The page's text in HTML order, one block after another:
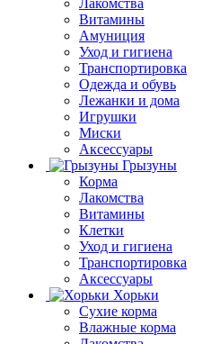
Витамины
Амуниция
Уход и гигиена
Транспортировка
Одежда и обувь
Лежанки и дома
Игрушки
Миски
Аксессуары
Грызуны
Корма
Лакомства
Витамины
Клетки
Уход и гигиена
Транспортировка
Аксессуары
Хорьки
Сухие корма
Влажные корма